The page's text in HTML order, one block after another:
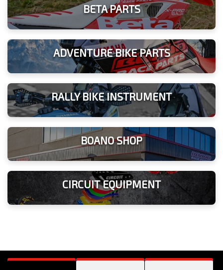
BETA PARTS
ADVENTURE BIKE PARTS
RALLY BIKE INSTRUMENT
BOANO SHOP
CIRCUIT EQUIPMENT